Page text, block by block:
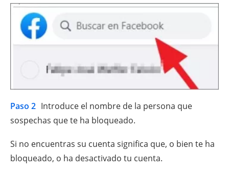
Paso 2 Introduce el nombre de la persona que
sospechas que te ha bloqueado.
Si no encuentras su cuenta significa que, o bien te ha
bloqueado, o ha desactivado tu cuenta.